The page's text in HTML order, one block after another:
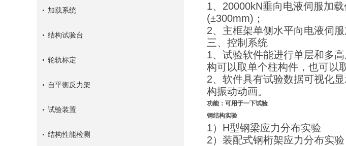
加载系统
结构试验台
轮轨标定
自平衡反力架
试验装置
结构性能检测
1、20000kN垂向电液伺服加
(±300mm)；
2、主框架单侧水平向电液伺
三、控制系统
1、试验软件能进行单层和多
构可以取单个柱构件，也可以
2、软件具有试验数据可视化
构振动动画。
功能：可用于一下试验
钢结构实验
1）H型钢梁应力分布实验
2）装配式钢桁架应力分布实验